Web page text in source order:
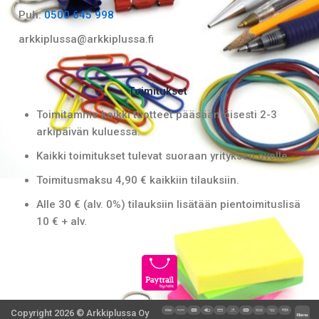
k
Puh:0500 645 998
arkkiplussa@arkkiplussa.fi
Toimitukset
Toimitamme kaikki tuotteet pääsääntöisesti 2-3
arkipäivän kuluessa.
Kaikki toimitukset tulevat suoraan yrityksen ovelle.
Toimitusmaksu 4,90 € kaikkiin tilauksiin.
Alle 30 € (alv. 0%) tilauksiin lisätään pientoimituslisä
10 € + alv.
Copyright 2026 © Arkkiplussa Oy